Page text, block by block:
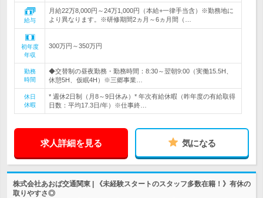
給与
月給22万8,000円～24万1,000円（本給+一律手当含）※勤務地に
より異なります。※研修期間2ヵ月～6ヵ月間（…
初年度
年収
300万円～350万円
勤務
時間
◆交替制の昼夜勤務・勤務時間：8:30～翌朝9:00（実働15.5H、
休憩5H、仮眠4H）※三郷事業…
休日
休暇
* 週休2日制（月8～9日休み）* 年次有給休暇（昨年度の有給取得
日数：平均17.3日/年）※仕事終…
求人詳細を見る 気になる
株式会社あおば交通関東 | 《未経験スタートのスタッフ多数在籍！》有休の
取りやすさ◎